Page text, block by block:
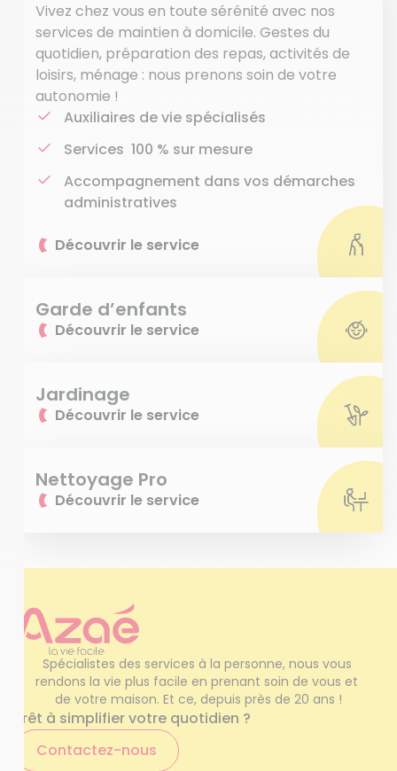
Vivez chez vous en toute sérénité avec nos
services de maintien à domicile. Gestes du
quotidien, préparation des repas, activités de
loisirs, ménage : nous prenons soin de votre
autonomie !
Auxiliaires de vie spécialisés
Services 100 % sur mesure
Accompagnement dans vos démarches
administratives
Découvrir le service
Garde d’enfants
Découvrir le service
Jardinage
Découvrir le service
Nettoyage Pro
Découvrir le service
Spécialistes des services à la personne, nous vous
rendons la vie plus facile en prenant soin de vous et
de votre maison. Et ce, depuis près de 20 ans !
Prêt à simplifier votre quotidien ?
Contactez-nous